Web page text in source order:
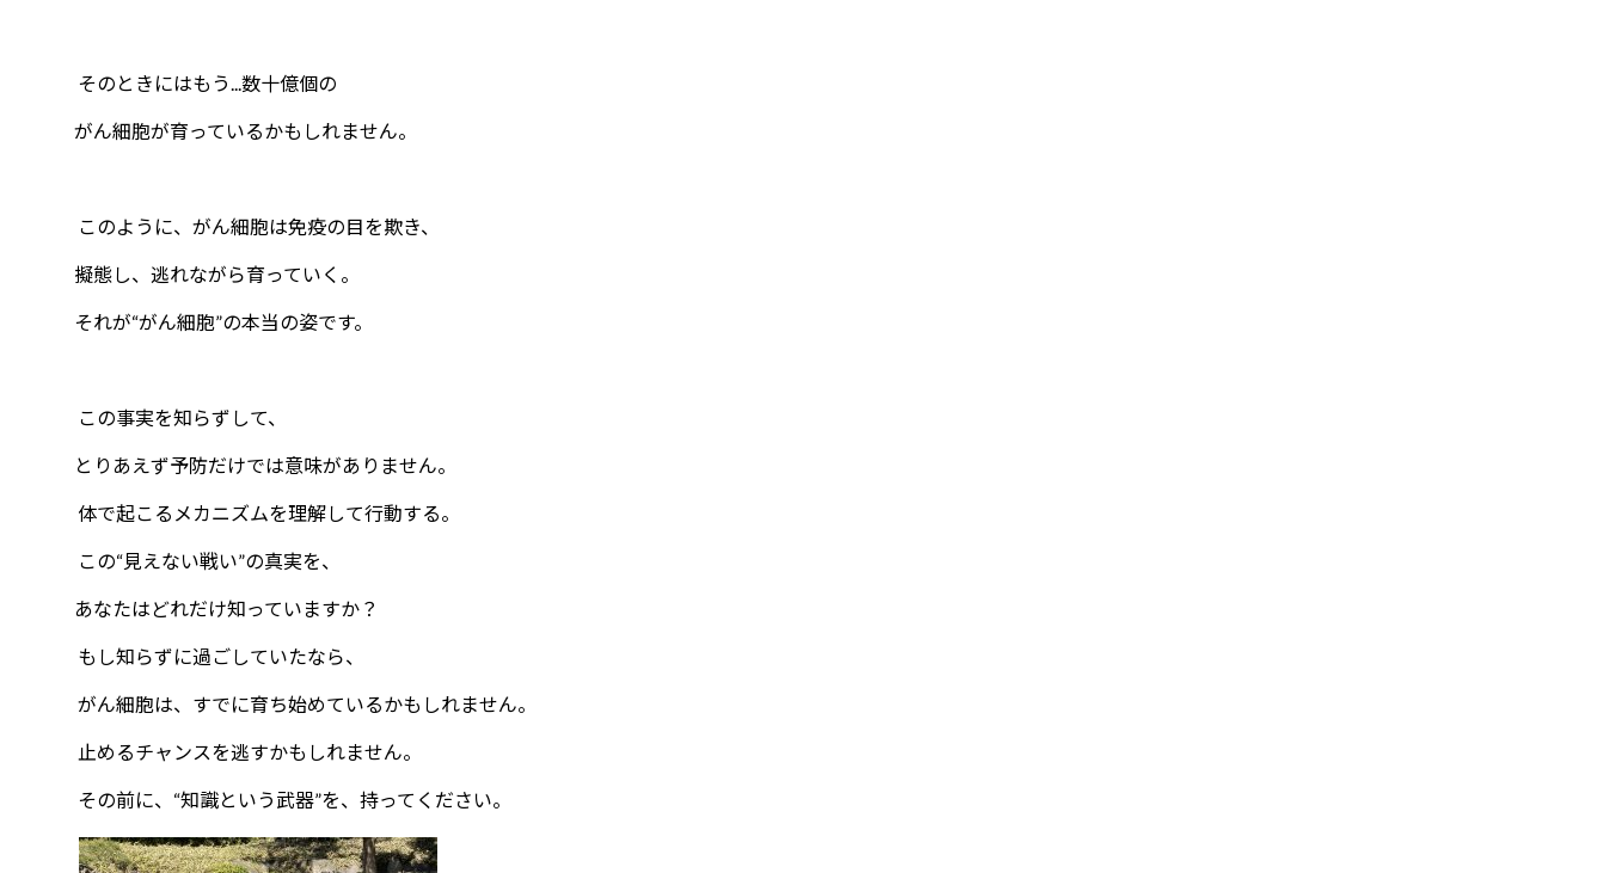
そのときにはもう...数十億個の
がん細胞が育っているかもしれません。
このように、がん細胞は免疫の目を欺き、
擬態し、逃れながら育っていく。
それが“がん細胞”の本当の姿です。
この事実を知らずして、
とりあえず予防だけでは意味がありません。
体で起こるメカニズムを理解して行動する。
この“見えない戦い”の真実を、
あなたはどれだけ知っていますか？
もし知らずに過ごしていたなら、
がん細胞は、すでに育ち始めているかもしれません。
止めるチャンスを逃すかもしれません。
その前に、“知識という武器”を、持ってください。